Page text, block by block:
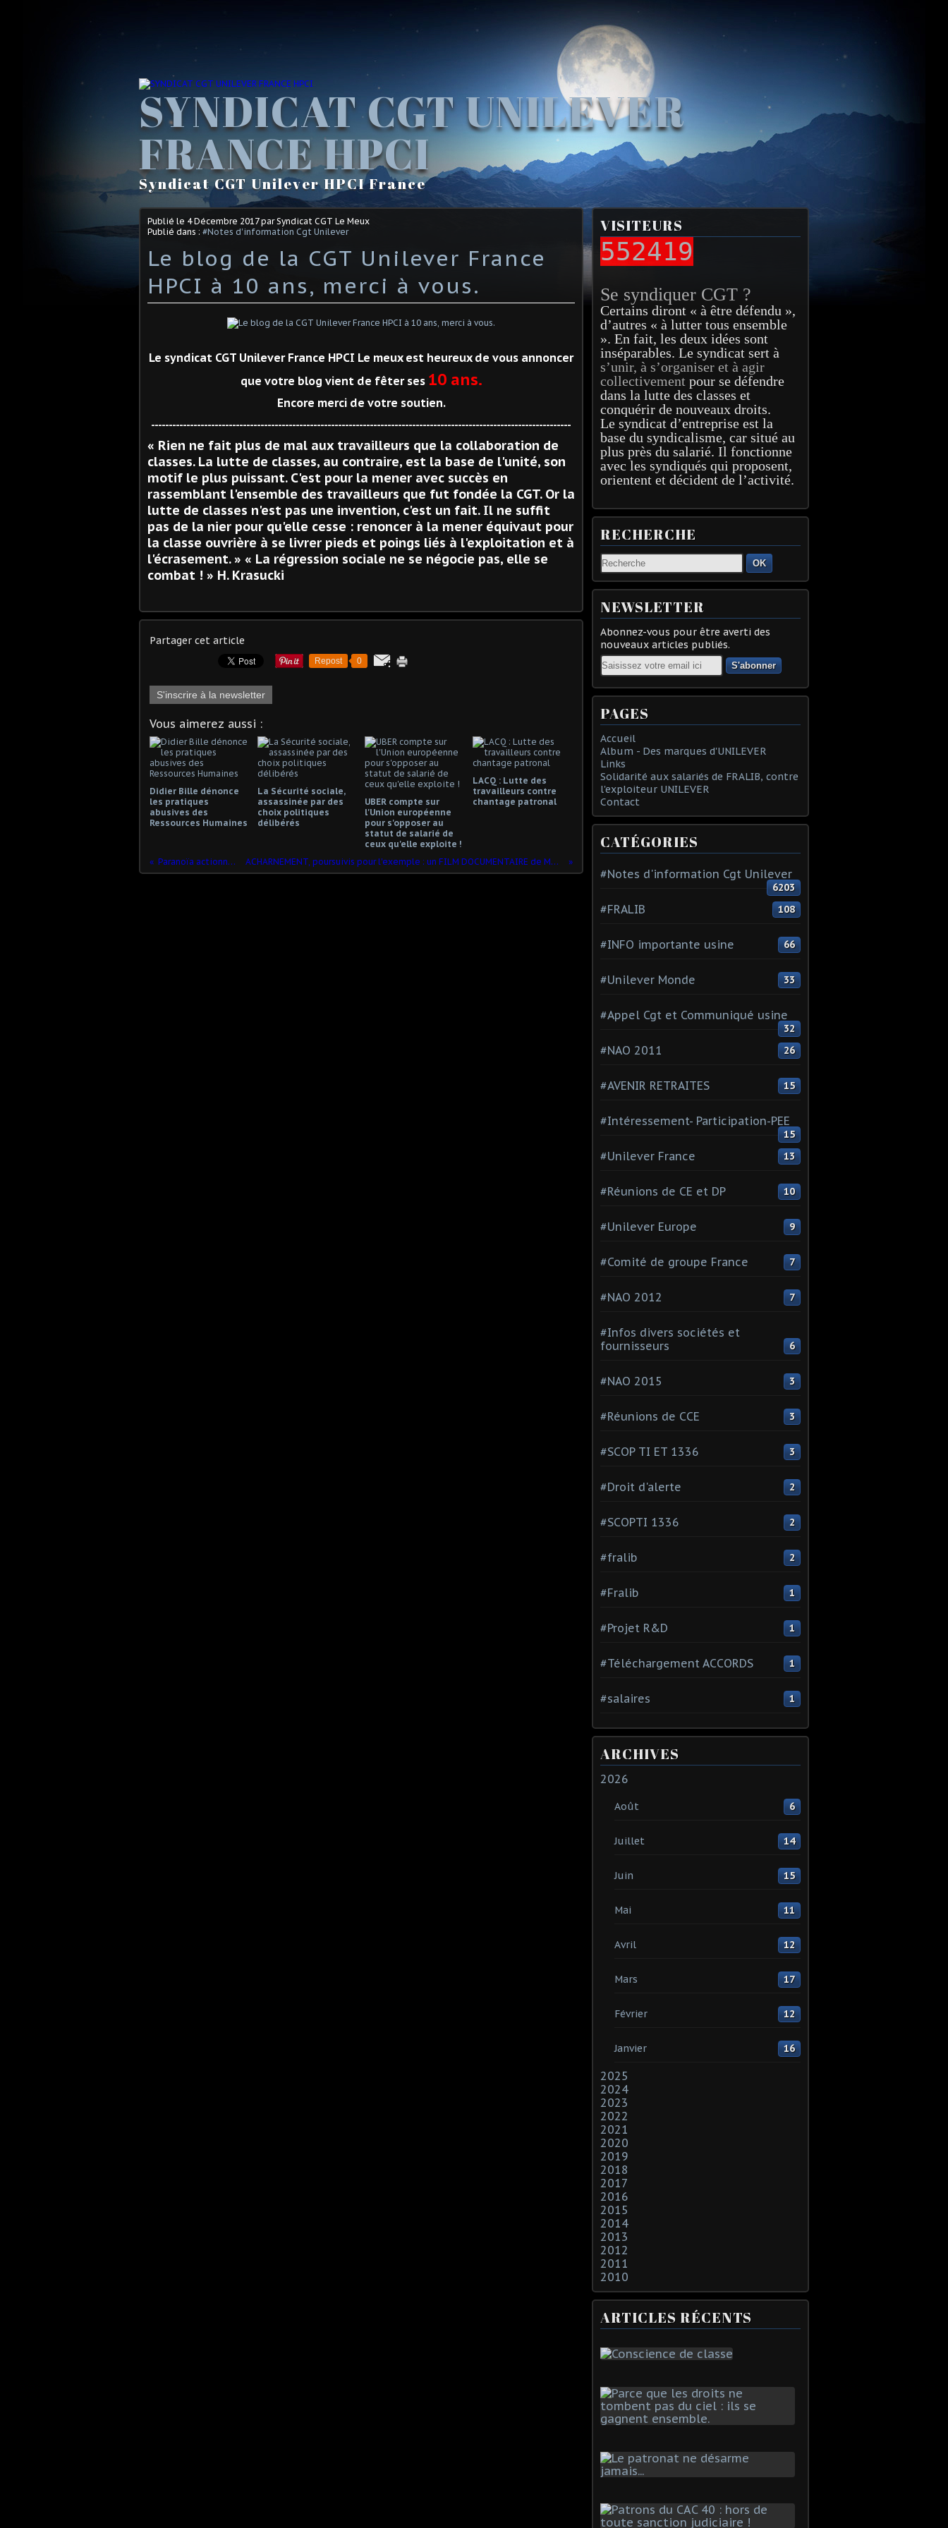
SYNDICAT CGT UNILEVER
FRANCE HPCI
Syndicat CGT Unilever HPCI France
Publié le 4 Décembre 2017par Syndicat CGT Le Meux
Publié dans : #Notes d'information Cgt Unilever
Le blog de la CGT Unilever France
HPCI à 10 ans, merci à vous.
Le syndicat CGT Unilever France HPCI Le meux est heureux de vous annoncer
que votre blog vient de fêter ses 10 ans.
Encore merci de votre soutien.
-----------------------------------------------------------------------------------------------------------------------
« Rien ne fait plus de mal aux travailleurs que la collaboration de
classes. La lutte de classes, au contraire, est la base de l'unité, son
motif le plus puissant. C'est pour la mener avec succès en
rassemblant l'ensemble des travailleurs que fut fondée la CGT. Or la
lutte de classes n'est pas une invention, c'est un fait. Il ne suffit
pas de la nier pour qu'elle cesse : renoncer à la mener équivaut pour
la classe ouvrière à se livrer pieds et poings liés à l'exploitation et à
l'écrasement. » « La régression sociale ne se négocie pas, elle se
combat ! » H. Krasucki
Partager cet article
Repost 0
S'inscrire à la newsletter
Vous aimerez aussi :
Didier Bille dénonce
les pratiques
abusives des
Ressources Humaines
La Sécurité sociale,
assassinée par des
choix politiques
délibérés
UBER compte sur
l'Union européenne
pour s'opposer au
statut de salarié de
ceux qu'elle exploite !
LACQ : Lutte des
travailleurs contre
chantage patronal
Paranoïa actionnariale ACHARNEMENT, poursuivis pour l'exemple : un FILM DOCUMENTAIRE de Mourad LAFFITTE
VISITEURS
552419
Se syndiquer CGT ?
Certains diront « à être défendu »,
d’autres « à lutter tous ensemble
». En fait, les deux idées sont
inséparables. Le syndicat sert à
s’unir, à s’organiser et à agir
collectivement pour se défendre
dans la lutte des classes et
conquérir de nouveaux droits.
Le syndicat d’entreprise est la
base du syndicalisme, car situé au
plus près du salarié. Il fonctionne
avec les syndiqués qui proposent,
orientent et décident de l’activité.
RECHERCHE
OK
NEWSLETTER
Abonnez-vous pour être averti des
nouveaux articles publiés.
Email
PAGES
Accueil
Album - Des marques d'UNILEVER
Links
Solidarité aux salariés de FRALIB, contre
l'exploiteur UNILEVER
Contact
CATÉGORIES
#Notes d'information Cgt Unilever
6203
#FRALIB 108
#INFO importante usine 66
#Unilever Monde 33
#Appel Cgt et Communiqué usine
32
#NAO 2011 26
#AVENIR RETRAITES 15
#Intéressement- Participation-PEE
15
#Unilever France 13
#Réunions de CE et DP 10
#Unilever Europe 9
#Comité de groupe France 7
#NAO 2012 7
#Infos divers sociétés et
fournisseurs
6
#NAO 2015 3
#Réunions de CCE 3
#SCOP TI ET 1336 3
#Droit d'alerte 2
#SCOPTI 1336 2
#fralib 2
#Fralib 1
#Projet R&D 1
#Téléchargement ACCORDS 1
#salaires 1
ARCHIVES
2026
Août 6
Juillet 14
Juin 15
Mai 11
Avril 12
Mars 17
Février 12
Janvier 16
2025
2024
2023
2022
2021
2020
2019
2018
2017
2016
2015
2014
2013
2012
2011
2010
ARTICLES RÉCENTS